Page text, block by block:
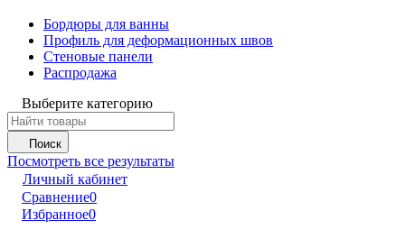
Бордюры для ванны
Профиль для деформационных швов
Стеновые панели
Распродажа
Выберите категорию
Поиск
Посмотреть все результаты
Личный кабинет
Сравнение0
Избранное0